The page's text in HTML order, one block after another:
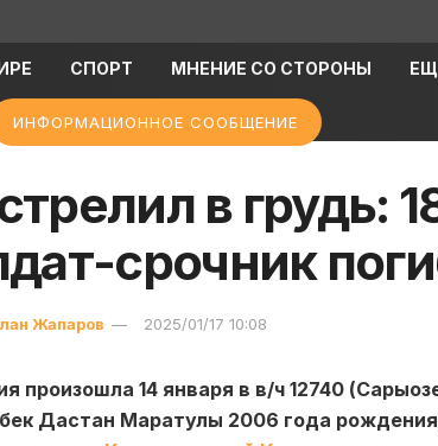
СПОРТ МНЕНИЕ СО СТОРОНЫ
ИНФОРМАЦИОННОЕ СООБЩЕНИЕ
в грудь:
срочник
Жапаров 2025/01/17 10:08
произошла 14 января в в/ч 12740
Дастан Маратулы 2006 года